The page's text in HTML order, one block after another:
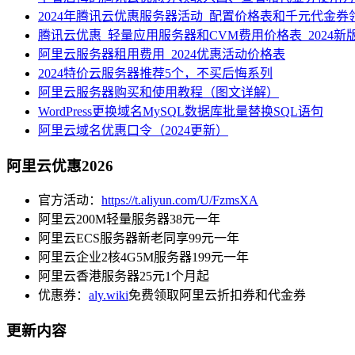
2024年腾讯云优惠服务器活动_配置价格表和千元代金券
腾讯云优惠_轻量应用服务器和CVM费用价格表_2024新
阿里云服务器租用费用_2024优惠活动价格表
2024特价云服务器推荐5个，不买后悔系列
阿里云服务器购买和使用教程（图文详解）
WordPress更换域名MySQL数据库批量替换SQL语句
阿里云域名优惠口令（2024更新）
阿里云优惠2026
官方活动： https://t.aliyun.com/U/FzmsXA
阿里云200M轻量服务器38元一年
阿里云ECS服务器新老同享99元一年
阿里云企业2核4G5M服务器199元一年
阿里云香港服务器25元1个月起
优惠券： aly.wiki免费领取阿里云折扣券和代金券
更新内容